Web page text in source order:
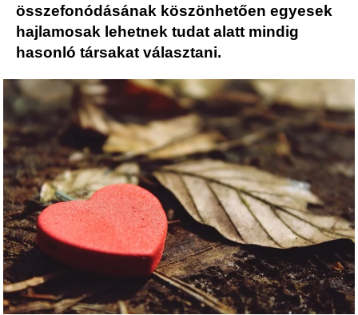
összefonódásának köszönhetően egyesek
hajlamosak lehetnek tudat alatt mindig
hasonló társakat választani.